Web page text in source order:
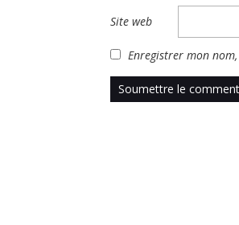
Site web
Enregistrer mon